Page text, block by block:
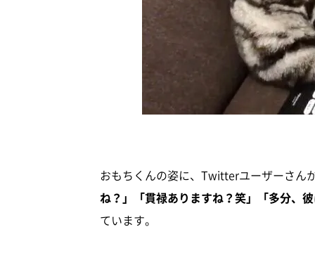
おもちくんの姿に、Twitterユーザーさん
ね？」「貫禄ありますね？笑」「多分、
ています。